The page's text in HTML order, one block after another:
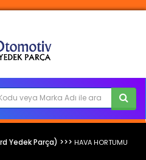
Yedek Parça) >>> HAVA HORTUMU